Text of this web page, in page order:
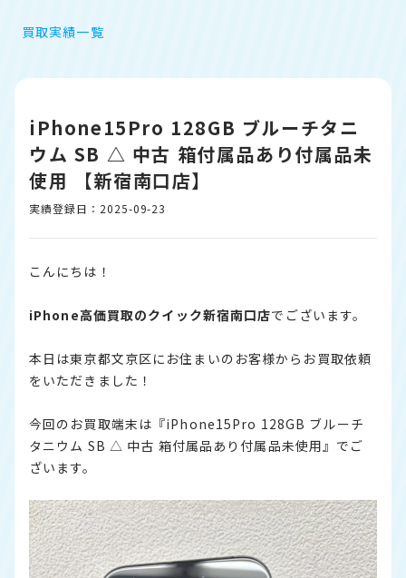
買取実績一覧
iPhone15Pro 128GB ブルーチタニ
ウム SB △ 中古 箱付属品あり付属品未
使用 【新宿南口店】
実績登録日：2025-09-23
こんにちは！
iPhone高価買取のクイック新宿南口店でございます。
本日は東京都文京区にお住まいのお客様からお買取依頼
をいただきました！
今回のお買取端末は『iPhone15Pro 128GB ブルーチ
タニウム SB △ 中古 箱付属品あり付属品未使用』でご
ざいます。